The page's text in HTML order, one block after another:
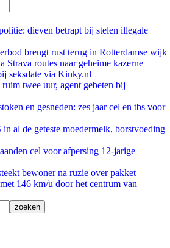
dieven betrapt bij stelen illegale
brengt rust terug in Rotterdamse wijk
routes naar geheime kazerne
seksdate via Kinky.nl
twee uur, agent gebeten bij
en gesneden: zes jaar cel en tbs voor
al de geteste moedermelk, borstvoeding
cel voor afpersing 12-jarige
bewoner na ruzie over pakket
146 km/u door het centrum van